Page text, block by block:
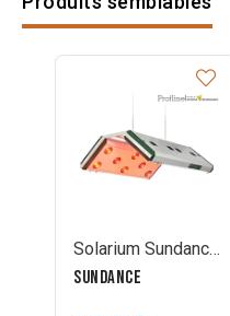
Solarium Sundance enkel met kop-en staartstuk
SUNDANCE